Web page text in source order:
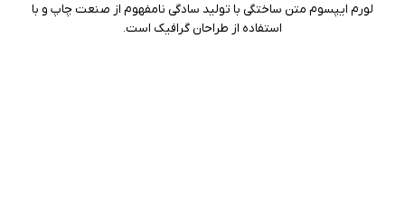
لورم ایپسوم متن ساختگی با تولید سادگی نامفهوم از صنعت چاپ و با
استفاده از طراحان گرافیک است.